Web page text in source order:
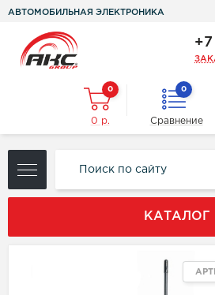
АВТОМОБИЛЬНАЯ ЭЛЕКТРОНИКА
0
0 р.
0
Сравнение
КАТАЛОГ